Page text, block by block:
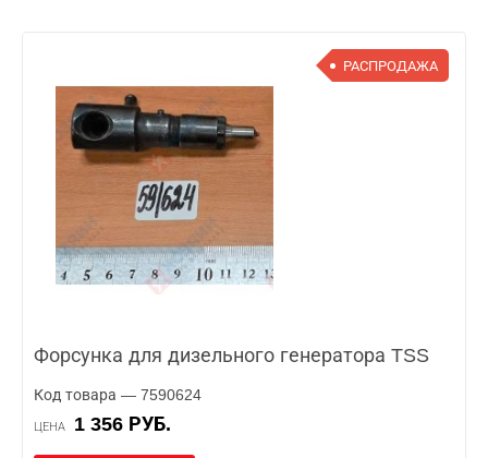
РАСПРОДАЖА
Форсунка для дизельного генератора TSS
Код товара — 7590624
ЦЕНА 1 356 РУБ.